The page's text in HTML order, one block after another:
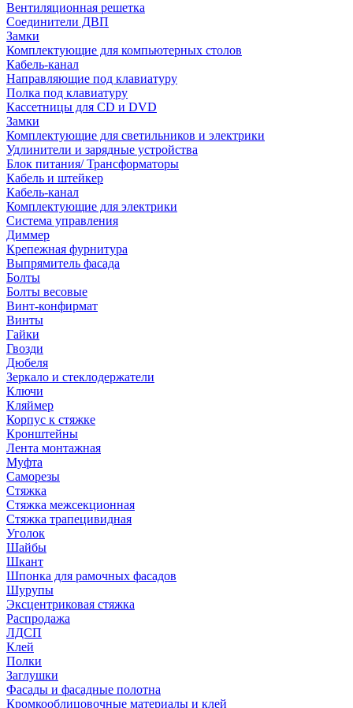
Вентиляционная решетка
Соединители ДВП
Замки
Комплектующие для компьютерных столов
Кабель-канал
Направляющие под клавиатуру
Полка под клавиатуру
Кассетницы для CD и DVD
Замки
Комплектующие для светильников и электрики
Удлинители и зарядные устройства
Блок питания/ Трансформаторы
Кабель и штейкер
Кабель-канал
Комплектующие для электрики
Система управления
Диммер
Крепежная фурнитура
Выпрямитель фасада
Болты
Болты весовые
Винт-конфирмат
Винты
Гайки
Гвозди
Дюбеля
Зеркало и стеклодержатели
Ключи
Кляймер
Корпус к стяжке
Кронштейны
Лента монтажная
Муфта
Саморезы
Стяжка
Стяжка межсекционная
Стяжка трапецивидная
Уголок
Шайбы
Шкант
Шпонка для рамочных фасадов
Шурупы
Эксцентриковая стяжка
Распродажа
ЛДСП
Клей
Полки
Заглушки
Фасады и фасадные полотна
Кромкооблицовочные материалы и клей